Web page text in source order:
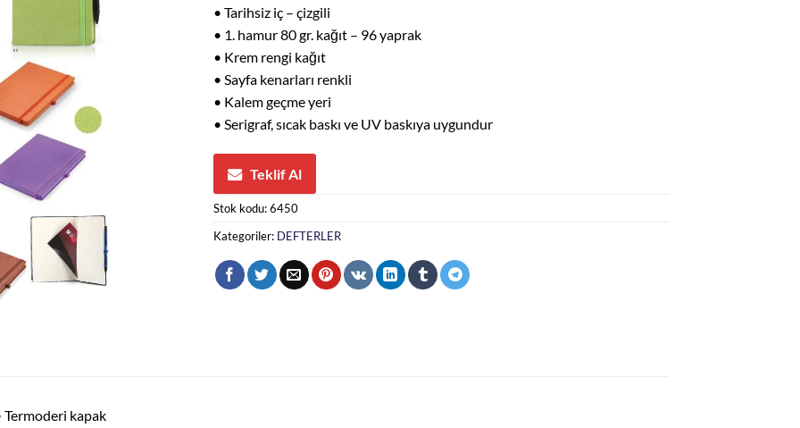
• Tarihsiz iç – çizgili
• 1. hamur 80 gr. kağıt – 96 yaprak
• Krem rengi kağıt
• Sayfa kenarları renkli
• Kalem geçme yeri
• Serigraf, sıcak baskı ve UV baskıya uygundur
Teklif Al
Stok kodu:6450
Kategoriler: DEFTERLER
Termoderi kapak